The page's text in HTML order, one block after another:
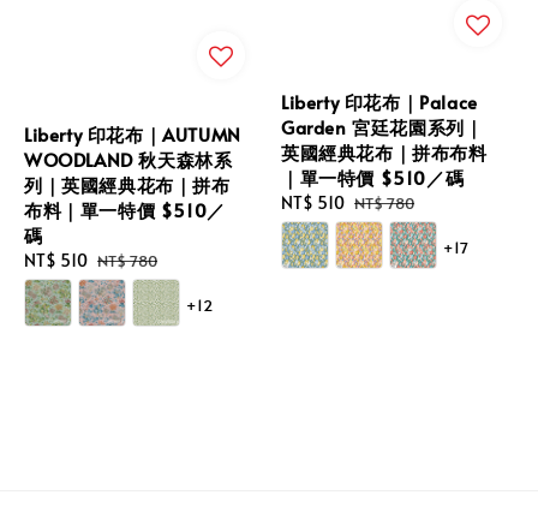
Liberty 印花布｜AUTUMN
WOODLAND 秋天森林系
列｜英國經典花布｜拼布
布料｜單一特價 $510／
碼
Sale
price
NT$ 510 Regular
price
NT$ 780
+12
Liberty 印花布｜Palace
Garden 宮廷花園系列｜
英國經典花布｜拼布布料
｜單一特價 $510／碼
Sale
price
NT$ 510 Regular
price
NT$ 780
+17